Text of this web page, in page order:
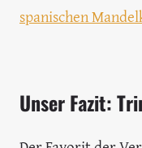
spanischen
Unser Fazit: